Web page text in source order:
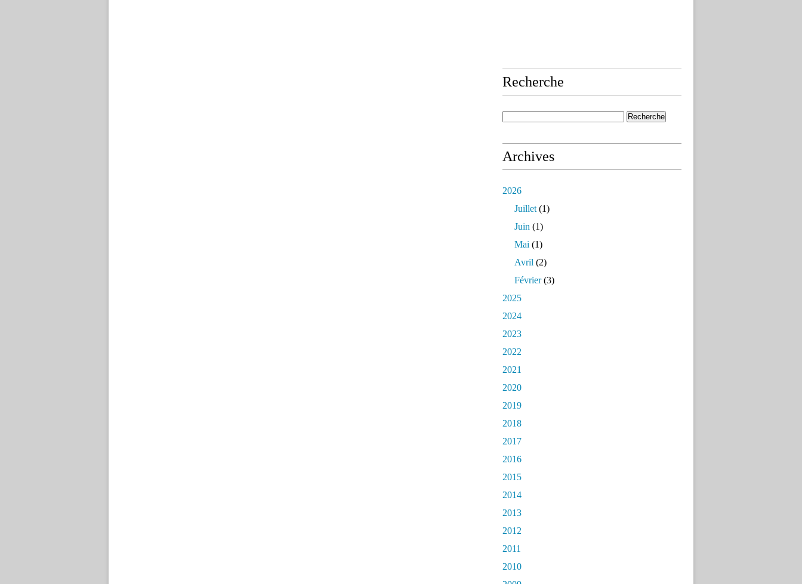
Recherche
Archives
2026
Juillet (1)
Juin (1)
Mai (1)
Avril (2)
Février(3)
2025
2024
2023
2022
2021
2020
2019
2018
2017
2016
2015
2014
2013
2012
2011
2010